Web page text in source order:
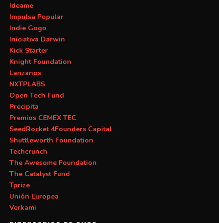
Ideame
Impulsa Popular
Indie Gogo
Iniciativa Darwin
Kick Starter
Knight Foundation
Lanzanos
NXTPLABS
Open Tech Fund
Precipita
Premios CEMEX TEC
SeedRocket 4Founders Capital
Shuttleworth Foundation
Techcrunch
The Awesome Foundation
The Catalyst Fund
Tprize
Unión Europea
Verkami